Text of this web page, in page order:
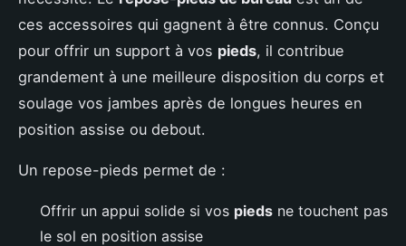
ces accessoires qui gagnent à être connus. Conçu
pour offrir un support à vos pieds, il contribue
grandement à une meilleure disposition du corps et
soulage vos jambes après de longues heures en
position assise ou debout.
Un repose-pieds permet de :
Offrir un appui solide si vos pieds ne touchent pas
le sol en position assise